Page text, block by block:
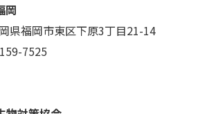
岡
県福岡市東区下原3丁目21-14
7525